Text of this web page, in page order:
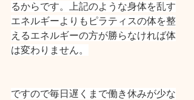
るからです。上記のような身体を乱す
エネルギーよりもピラティスの体を整
えるエネルギーの方が勝らなければ体
は変わりません。
ですので毎日遅くまで働き休みが少な